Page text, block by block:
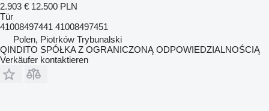
2.903 € 12.500 PLN
Tür
41008497441 41008497451
Polen, Piotrków Trybunalski
QINDITO SPÓŁKA Z OGRANICZONĄ ODPOWIEDZIALNOŚCIĄ
Verkäufer kontaktieren